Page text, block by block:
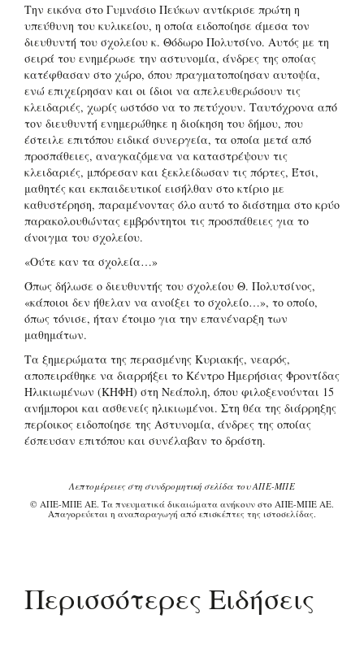
Την εικόνα στο Γυμνάσιο Πεύκων αντίκρισε πρώτη η
υπεύθυνη του κυλικείου, η οποία ειδοποίησε άμεσα τον
διευθυντή του σχολείου κ. Θόδωρο Πολυτσίνο. Αυτός με τη
σειρά του ενημέρωσε την αστυνομία, άνδρες της οποίας
κατέφθασαν στο χώρο, όπου πραγματοποίησαν αυτοψία,
ενώ επιχείρησαν και οι ίδιοι να απελευθερώσουν τις
κλειδαριές, χωρίς ωστόσο να το πετύχουν. Ταυτόχρονα από
τον διευθυντή ενημερώθηκε η διοίκηση του δήμου, που
έστειλε επιτόπου ειδικά συνεργεία, τα οποία μετά από
προσπάθειες, αναγκαζόμενα να καταστρέψουν τις
κλειδαριές, μπόρεσαν και ξεκλείδωσαν τις πόρτες, Έτσι,
μαθητές και εκπαιδευτικοί εισήλθαν στο κτίριο με
καθυστέρηση, παραμένοντας όλο αυτό το διάστημα στο κρύο
παρακολουθώντας εμβρόντητοι τις προσπάθειες για το
άνοιγμα του σχολείου.
«Ούτε καν τα σχολεία…»
Όπως δήλωσε ο διευθυντής του σχολείου Θ. Πολυτσίνος,
«κάποιοι δεν ήθελαν να ανοίξει το σχολείο…», το οποίο,
όπως τόνισε, ήταν έτοιμο για την επανέναρξη των
μαθημάτων.
Τα ξημερώματα της περασμένης Κυριακής, νεαρός,
αποπειράθηκε να διαρρήξει το Κέντρο Ημερήσιας Φροντίδας
Ηλικιωμένων (ΚΗΦΗ) στη Νεάπολη, όπου φιλοξενούνται 15
ανήμποροι και ασθενείς ηλικιωμένοι. Στη θέα της διάρρηξης
περίοικος ειδοποίησε της Αστυνομία, άνδρες της οποίας
έσπευσαν επιτόπου και συνέλαβαν το δράστη.
Λεπτομέρειες στη συνδρομητική σελίδα του ΑΠΕ-ΜΠΕ
© ΑΠΕ-ΜΠΕ ΑΕ. Τα πνευματικά δικαιώματα ανήκουν στο ΑΠΕ-ΜΠΕ ΑΕ.
Απαγορεύεται η αναπαραγωγή από επισκέπτες της ιστοσελίδας.
Περισσότερες Ειδήσεις